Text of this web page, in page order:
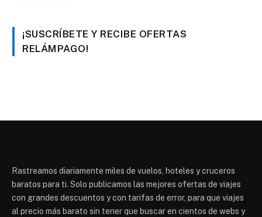
¡SUSCRÍBETE Y RECIBE OFERTAS
RELÁMPAGO!
Rastreamos diariamente miles de vuelos, hoteles y cruceros
baratos para ti. Solo publicamos las mejores ofertas de viajes
con grandes descuentos y con tarifas de error, para que viajes
al precio más barato sin tener que buscar en cientos de webs y